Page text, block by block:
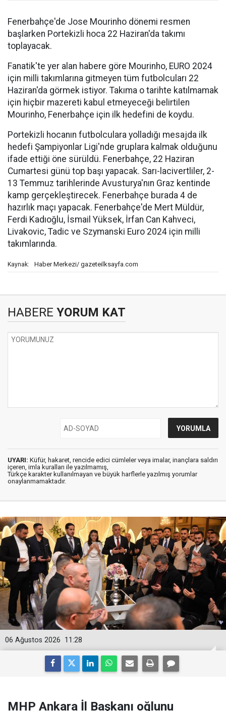
Fenerbahçe'de Jose Mourinho dönemi resmen
başlarken Portekizli hoca 22 Haziran'da takımı
toplayacak.
Fanatik'te yer alan habere göre Mourinho, EURO 2024
için milli takımlarına gitmeyen tüm futbolcuları 22
Haziran'da görmek istiyor. Takıma o tarihte katılmamak
için hiçbir mazereti kabul etmeyeceği belirtilen
Mourinho, Fenerbahçe için ilk hedefini de koydu.
Portekizli hocanın futbolculara yolladığı mesajda ilk
hedefi Şampiyonlar Ligi'nde gruplara kalmak olduğunu
ifade ettiği öne sürüldü. Fenerbahçe, 22 Haziran
Cumartesi günü top başı yapacak. Sarı-lacivertliler, 2-
13 Temmuz tarihlerinde Avusturya'nın Graz kentinde
kamp gerçekleştirecek. Fenerbahçe burada 4 de
hazırlık maçı yapacak. Fenerbahçe'de Mert Müldür,
Ferdi Kadıoğlu, İsmail Yüksek, İrfan Can Kahveci,
Livakovic, Tadic ve Szymanski Euro 2024 için milli
takımlarında.
Kaynak: Haber Merkezi/ gazeteilksayfa.com
HABERE YORUM KAT
UYARI: Küfür, hakaret, rencide edici cümleler veya imalar, inançlara saldırı
içeren, imla kuralları ile yazılmamış,
Türkçe karakter kullanılmayan ve büyük harflerle yazılmış yorumlar
onaylanmamaktadır.
11:28
06 Ağustos 2026
MHP Ankara İl Başkanı oğlunu